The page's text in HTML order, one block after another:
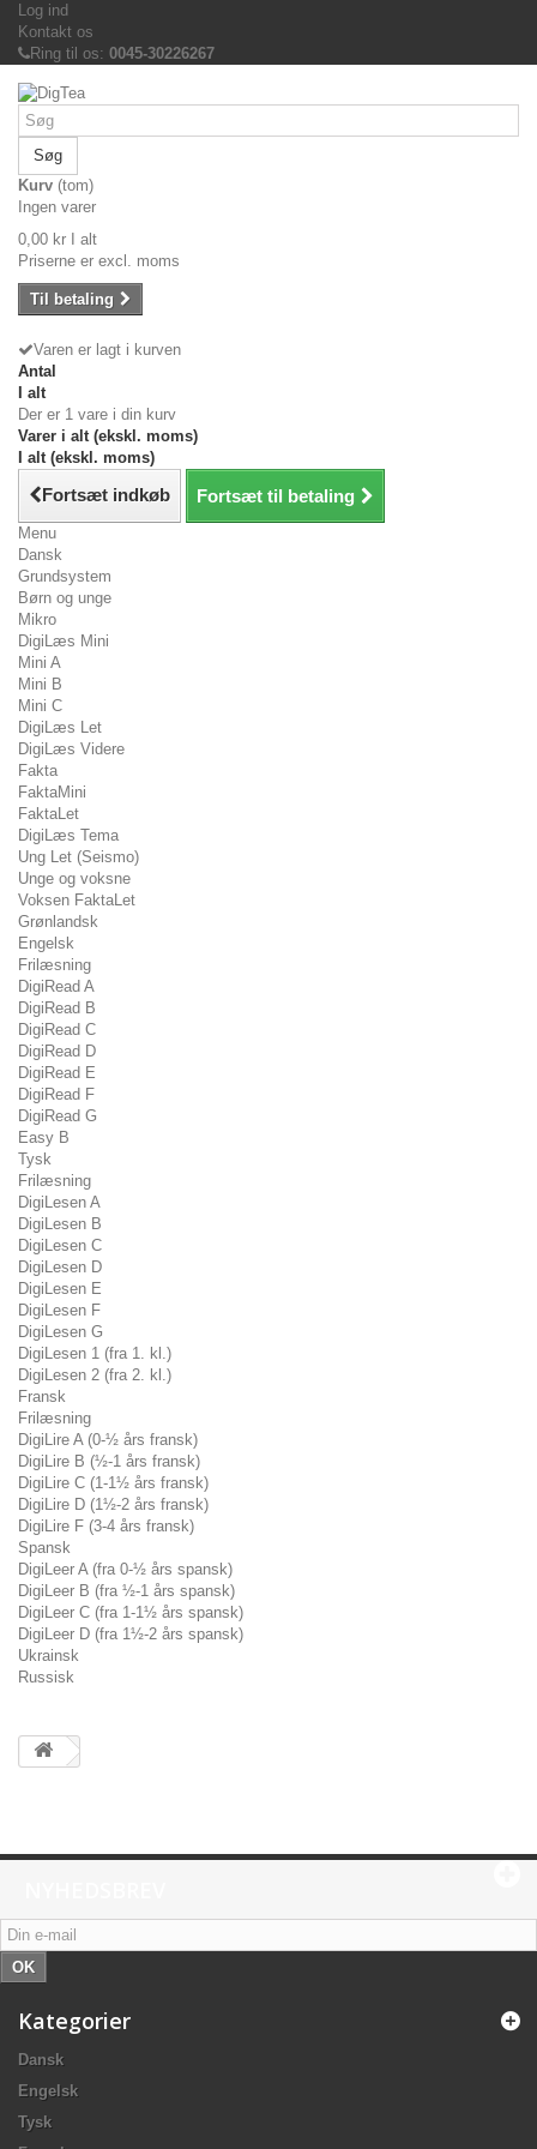
Log ind
Kontakt os
Ring til os: 0045-30226267
Søg
Kurv (tom)
Ingen varer
0,00 kr
I alt
Priserne er excl. moms
Til betaling
Varen er lagt i kurven
Antal
I alt
Der er 1 vare i din kurv
Varer i alt (ekskl. moms)
I alt (ekskl. moms)
Fortsæt indkøb Fortsæt til betaling
Menu
Dansk
Grundsystem
Børn og unge
Mikro
DigiLæs Mini
Mini A
Mini B
Mini C
DigiLæs Let
DigiLæs Videre
Fakta
FaktaMini
FaktaLet
DigiLæs Tema
Ung Let (Seismo)
Unge og voksne
Voksen FaktaLet
Grønlandsk
Engelsk
Frilæsning
DigiRead A
DigiRead B
DigiRead C
DigiRead D
DigiRead E
DigiRead F
DigiRead G
Easy B
Tysk
Frilæsning
DigiLesen A
DigiLesen B
DigiLesen C
DigiLesen D
DigiLesen E
DigiLesen F
DigiLesen G
DigiLesen 1 (fra 1. kl.)
DigiLesen 2 (fra 2. kl.)
Fransk
Frilæsning
DigiLire A (0-½ års fransk)
DigiLire B (½-1 års fransk)
DigiLire C (1-1½ års fransk)
DigiLire D (1½-2 års fransk)
DigiLire F (3-4 års fransk)
Spansk
DigiLeer A (fra 0-½ års spansk)
DigiLeer B (fra ½-1 års spansk)
DigiLeer C (fra 1-1½ års spansk)
DigiLeer D (fra 1½-2 års spansk)
Ukrainsk
Russisk
OK
Kategorier
Dansk
Engelsk
Tysk